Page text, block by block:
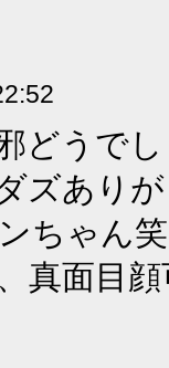
どうで
ズあり
ちゃん
真面目